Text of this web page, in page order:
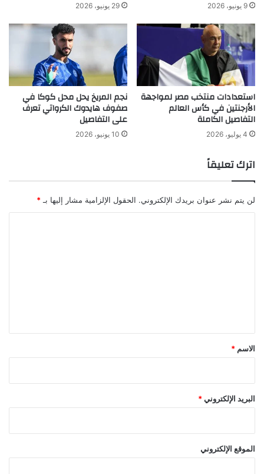
9 يونيو، 2026 29 يونيو، 2026
استعدادات منتخب مصر لمواجهة
الأرجنتين في كأس العالم
التفاصيل الكاملة
4 يوليو، 2026
نجم المريخ يحل محل كوكا في
صفوف هايدوك الكرواتي تعرف
على التفاصيل
10 يونيو، 2026
اترك تعليقاً
لن يتم نشر عنوان بريدك الإلكتروني. الحقول الإلزامية مشار إليها بـ *
*
الاسم *
البريد الإلكتروني *
الموقع الإلكتروني